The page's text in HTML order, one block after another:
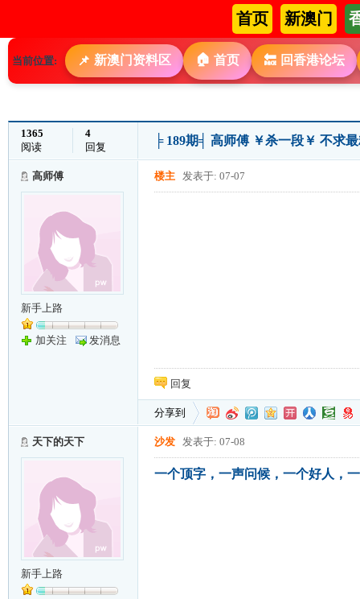
首页 新澳门
当前位置: 📌 新澳门资料区 🏠 首页 🔙 回香港论坛
1365
阅读
4
回复
╞ 189期╡ 高师傅 ￥杀一段￥ 不求
高师傅
新手上路
加关注 发消息
楼主 发表于: 07-07
回复
分享到
天下的天下
新手上路
沙发 发表于: 07-08
一个顶字，一声问候，一个好人，